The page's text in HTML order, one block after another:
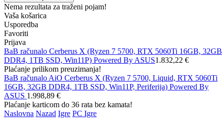
Nema rezultata za traženi pojam!
Vaša košarica
Usporedba
Favoriti
Prijava
BaB računalo Cerberus X (Ryzen 7 5700, RTX 5060Ti 16GB, 32GB
DDR4, 1TB SSD, Win11P) Powered By ASUS1.832,22 €
Plaćanje prilikom preuzimanja!
BaB računalo AiO Cerberus X (Ryzen 7 5700, Liquid, RTX 5060Ti
16GB, 32GB DDR4, 1TB SSD, Win11P, Periferija) Powered By
ASUS 1.998,89 €
Plaćanje karticom do 36 rata bez kamata!
Naslovna Nazad Igre PC Igre